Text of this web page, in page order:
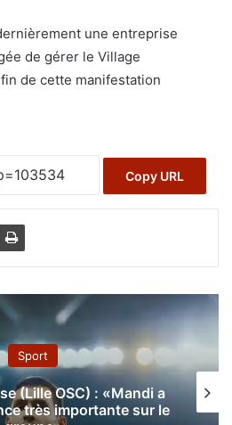
une entreprise
de gérer le Village
de cette manifestation
Copy URL
Sport
(Lille OSC) : «Mandi a
très importante sur le